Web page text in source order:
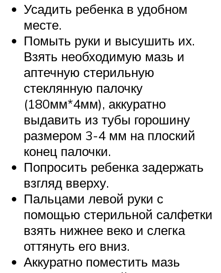
Усадить ребенка в удобном
месте.
Помыть руки и высушить их.
Взять необходимую мазь и
аптечную стерильную
стеклянную палочку
(180мм*4мм), аккуратно
выдавить из тубы горошину
размером 3-4 мм на плоский
конец палочки.
Попросить ребенка задержать
взгляд вверху.
Пальцами левой руки с
помощью стерильной салфетки
взять нижнее веко и слегка
оттянуть его вниз.
Аккуратно поместить мазь